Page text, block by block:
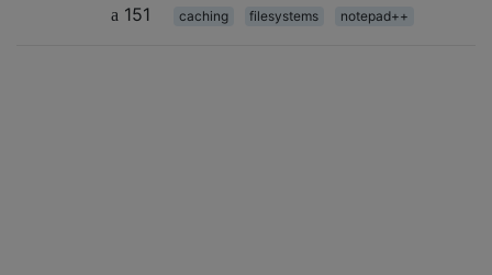
151
caching filesystems notepad++